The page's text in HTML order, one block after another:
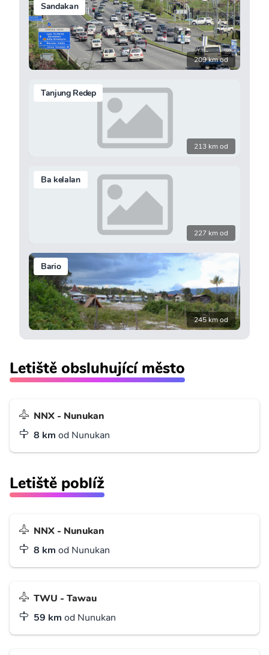
Sandakan
209 km od
Tanjung Redep
213 km od
Ba kelalan
227 km od
Bario
245 km od
Letiště obsluhující město
NNX - Nunukan
8 km od Nunukan
Letiště poblíž
NNX - Nunukan
8 km od Nunukan
TWU - Tawau
59 km od Nunukan